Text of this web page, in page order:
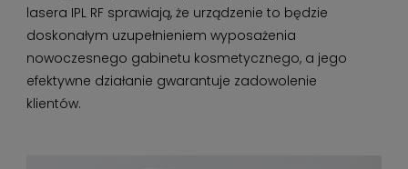
lasera IPL RF sprawiają, że urządzenie to będzie
doskonałym uzupełnieniem wyposażenia
nowoczesnego gabinetu kosmetycznego, a jego
efektywne działanie gwarantuje zadowolenie
klientów.